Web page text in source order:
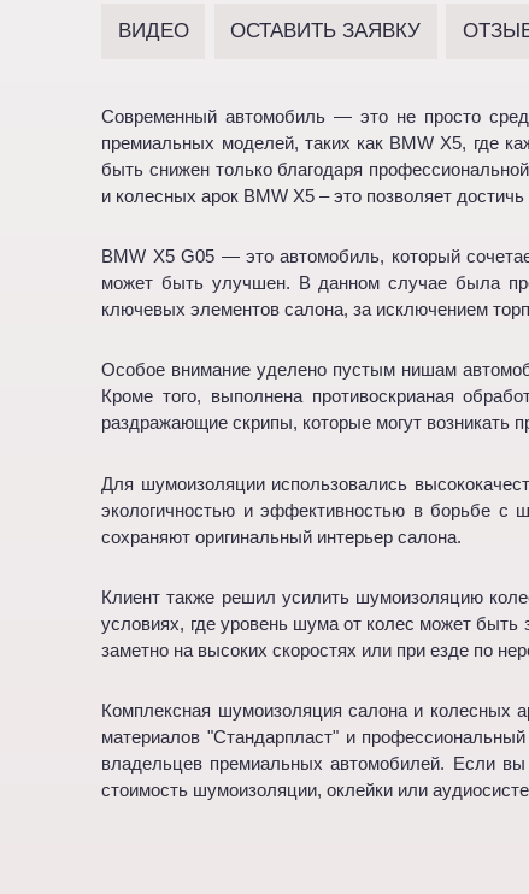
ВИДЕО ОСТАВИТЬ ЗАЯВКУ
Современный автомобиль — это не просто
премиальных моделей, таких как BMW X5, где
быть снижен только благодаря
и колесных арок BMW X5 – это позволяет
BMW X5 G05 — это автомобиль, который
может быть улучшен. В данном случае была
ключевых элементов салона, за исключением
Особое внимание уделено пустым нишам
Кроме того, выполнена противоскрианая
раздражающие скрипы, которые могут возникать
Для шумоизоляции использовались
экологичностью и эффективностью в борьбе с
сохраняют оригинальный интерьер салона.
Клиент также решил усилить шумоизоляцию
условиях, где уровень шума от колес может
заметно на высоких скоростях или при езде по
Комплексная шумоизоляция салона и колесных
материалов "Стандарпласт" и
владельцев премиальных автомобилей. Если
стоимость шумоизоляции, оклейки или